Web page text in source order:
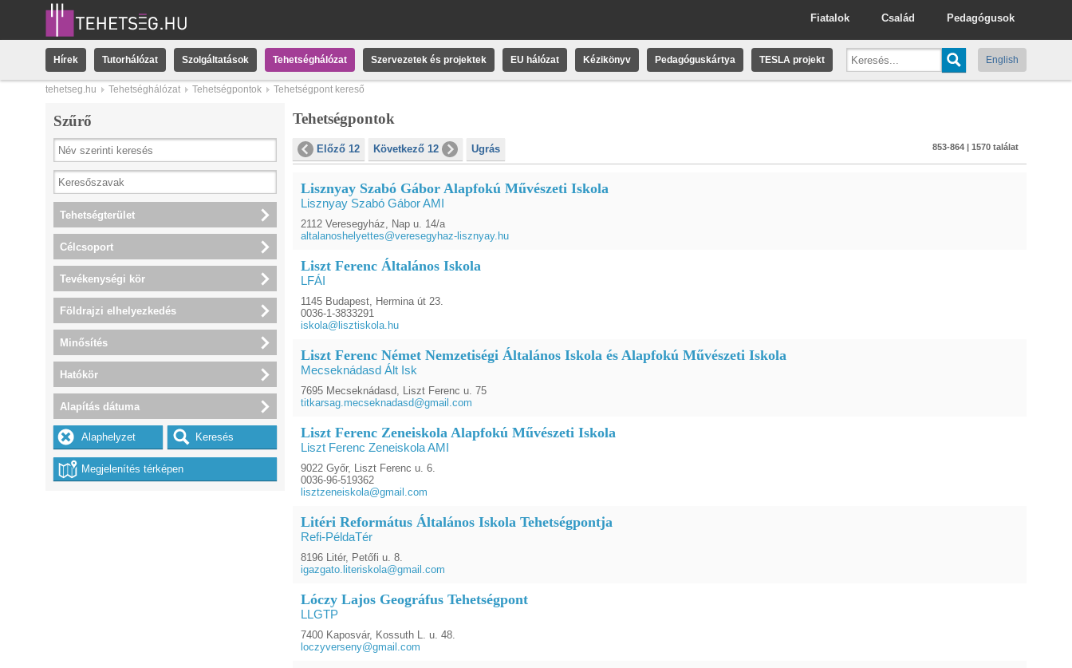
Pedagógusok
Család
Fiatalok
Hírek Tutorhálózat Szolgáltatások Tehetséghálózat Szervezetek és projektek EU hálózat Kézikönyv Pedagóguskártya TESLA projekt English
tehetseg.hu Tehetséghálózat Tehetségpontok Tehetségpont kereső
Tehetségpontok
Előző 12 Következő 12 Ugrás 853-864 | 1570 találat
Lisznyay Szabó Gábor Alapfokú Művészeti Iskola
Lisznyay Szabó Gábor AMI
2112 Veresegyház, Nap u. 14/a
altalanoshelyettes@veresegyhaz-lisznyay.hu
Liszt Ferenc Általános Iskola
LFÁI
1145 Budapest, Hermina út 23.
0036-1-3833291
iskola@lisztiskola.hu
Liszt Ferenc Német Nemzetiségi Általános Iskola és Alapfokú Művészeti Iskola
Mecseknádasd Ált Isk
7695 Mecseknádasd, Liszt Ferenc u. 75
titkarsag.mecseknadasd@gmail.com
Liszt Ferenc Zeneiskola Alapfokú Művészeti Iskola
Liszt Ferenc Zeneiskola AMI
9022 Győr, Liszt Ferenc u. 6.
0036-96-519362
lisztzeneiskola@gmail.com
Litéri Református Általános Iskola Tehetségpontja
Refi-PéldaTér
8196 Litér, Petőfi u. 8.
igazgato.literiskola@gmail.com
Lóczy Lajos Geográfus Tehetségpont
LLGTP
7400 Kaposvár, Kossuth L. u. 48.
loczyverseny@gmail.com
Szűrő
Tehetségterület
Célcsoport
Tevékenységi kör
Földrajzi elhelyezkedés
Minősítés
Hatókör
Alapítás dátuma